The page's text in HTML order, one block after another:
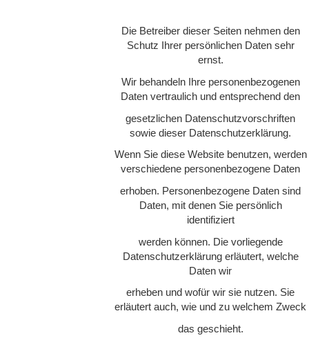
Die Betreiber dieser Seiten nehmen den
Schutz Ihrer persönlichen Daten sehr
ernst.
Wir behandeln Ihre personenbezogenen
Daten vertraulich und entsprechend den
gesetzlichen Datenschutzvorschriften
sowie dieser Datenschutzerklärung.
Wenn Sie diese Website benutzen, werden
verschiedene personenbezogene Daten
erhoben. Personenbezogene Daten sind
Daten, mit denen Sie persönlich
identifiziert
werden können. Die vorliegende
Datenschutzerklärung erläutert, welche
Daten wir
erheben und wofür wir sie nutzen. Sie
erläutert auch, wie und zu welchem Zweck
das geschieht.